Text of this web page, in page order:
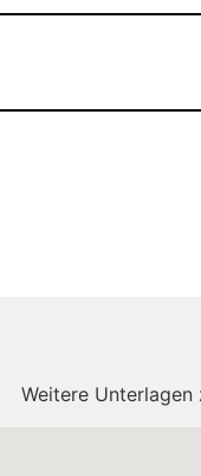
Weitere